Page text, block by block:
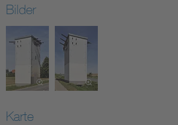
Bilder
Karte